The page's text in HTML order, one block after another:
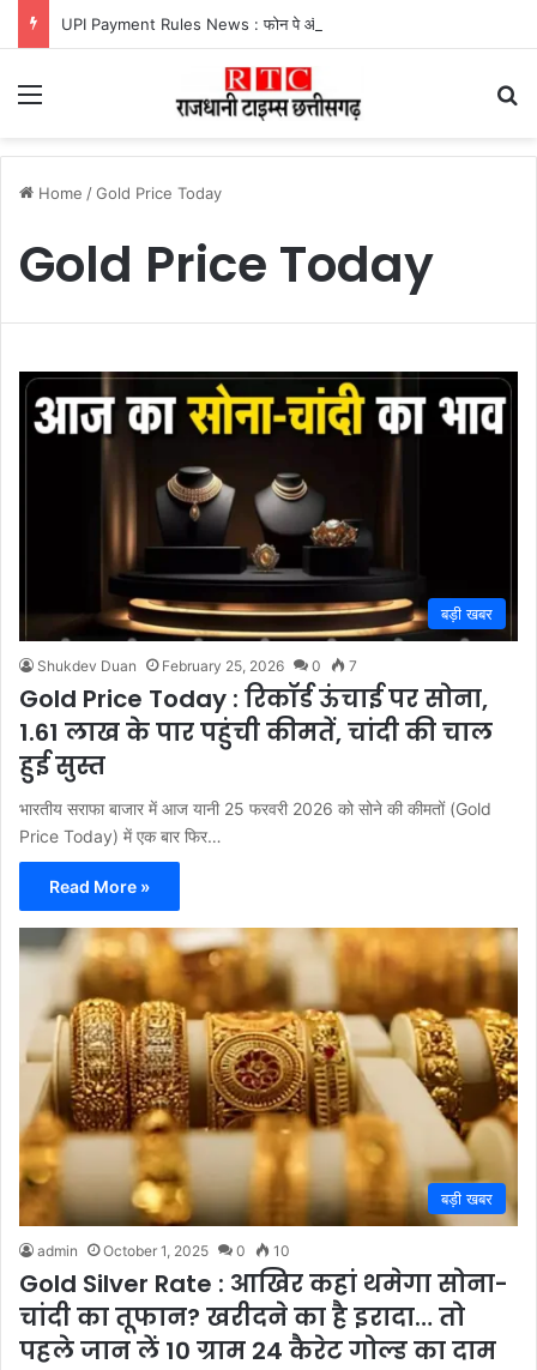
Menu
Home /Gold Price Today
Gold Price Today
बड़ी खबर
Shukdev Duan February 25, 2026 0 7
Gold Price Today : रिकॉर्ड ऊंचाई पर सोना,
1.61 लाख के पार पहुंची कीमतें, चांदी की चाल
हुई सुस्त
भारतीय सराफा बाजार में आज यानी 25 फरवरी 2026 को सोने की कीमतों (Gold
Price Today) में एक बार फिर…
Read More »
बड़ी खबर
admin October 1, 2025 0 10
Gold Silver Rate : आखिर कहां थमेगा सोना-
चांदी का तूफान? खरीदने का है इरादा… तो
पहले जान लें 10 ग्राम 24 कैरेट गोल्ड का दाम